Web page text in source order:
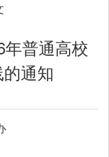
普通高校
通知